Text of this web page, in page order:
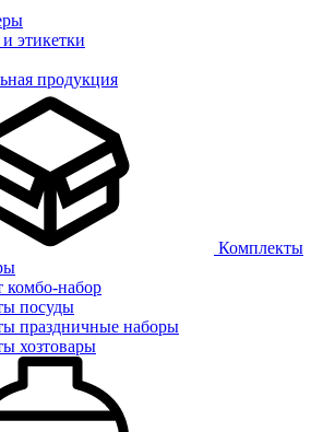
этикетки
продукция
Комплекты
комбо-набор
посуды
праздничные наборы
хозтовары